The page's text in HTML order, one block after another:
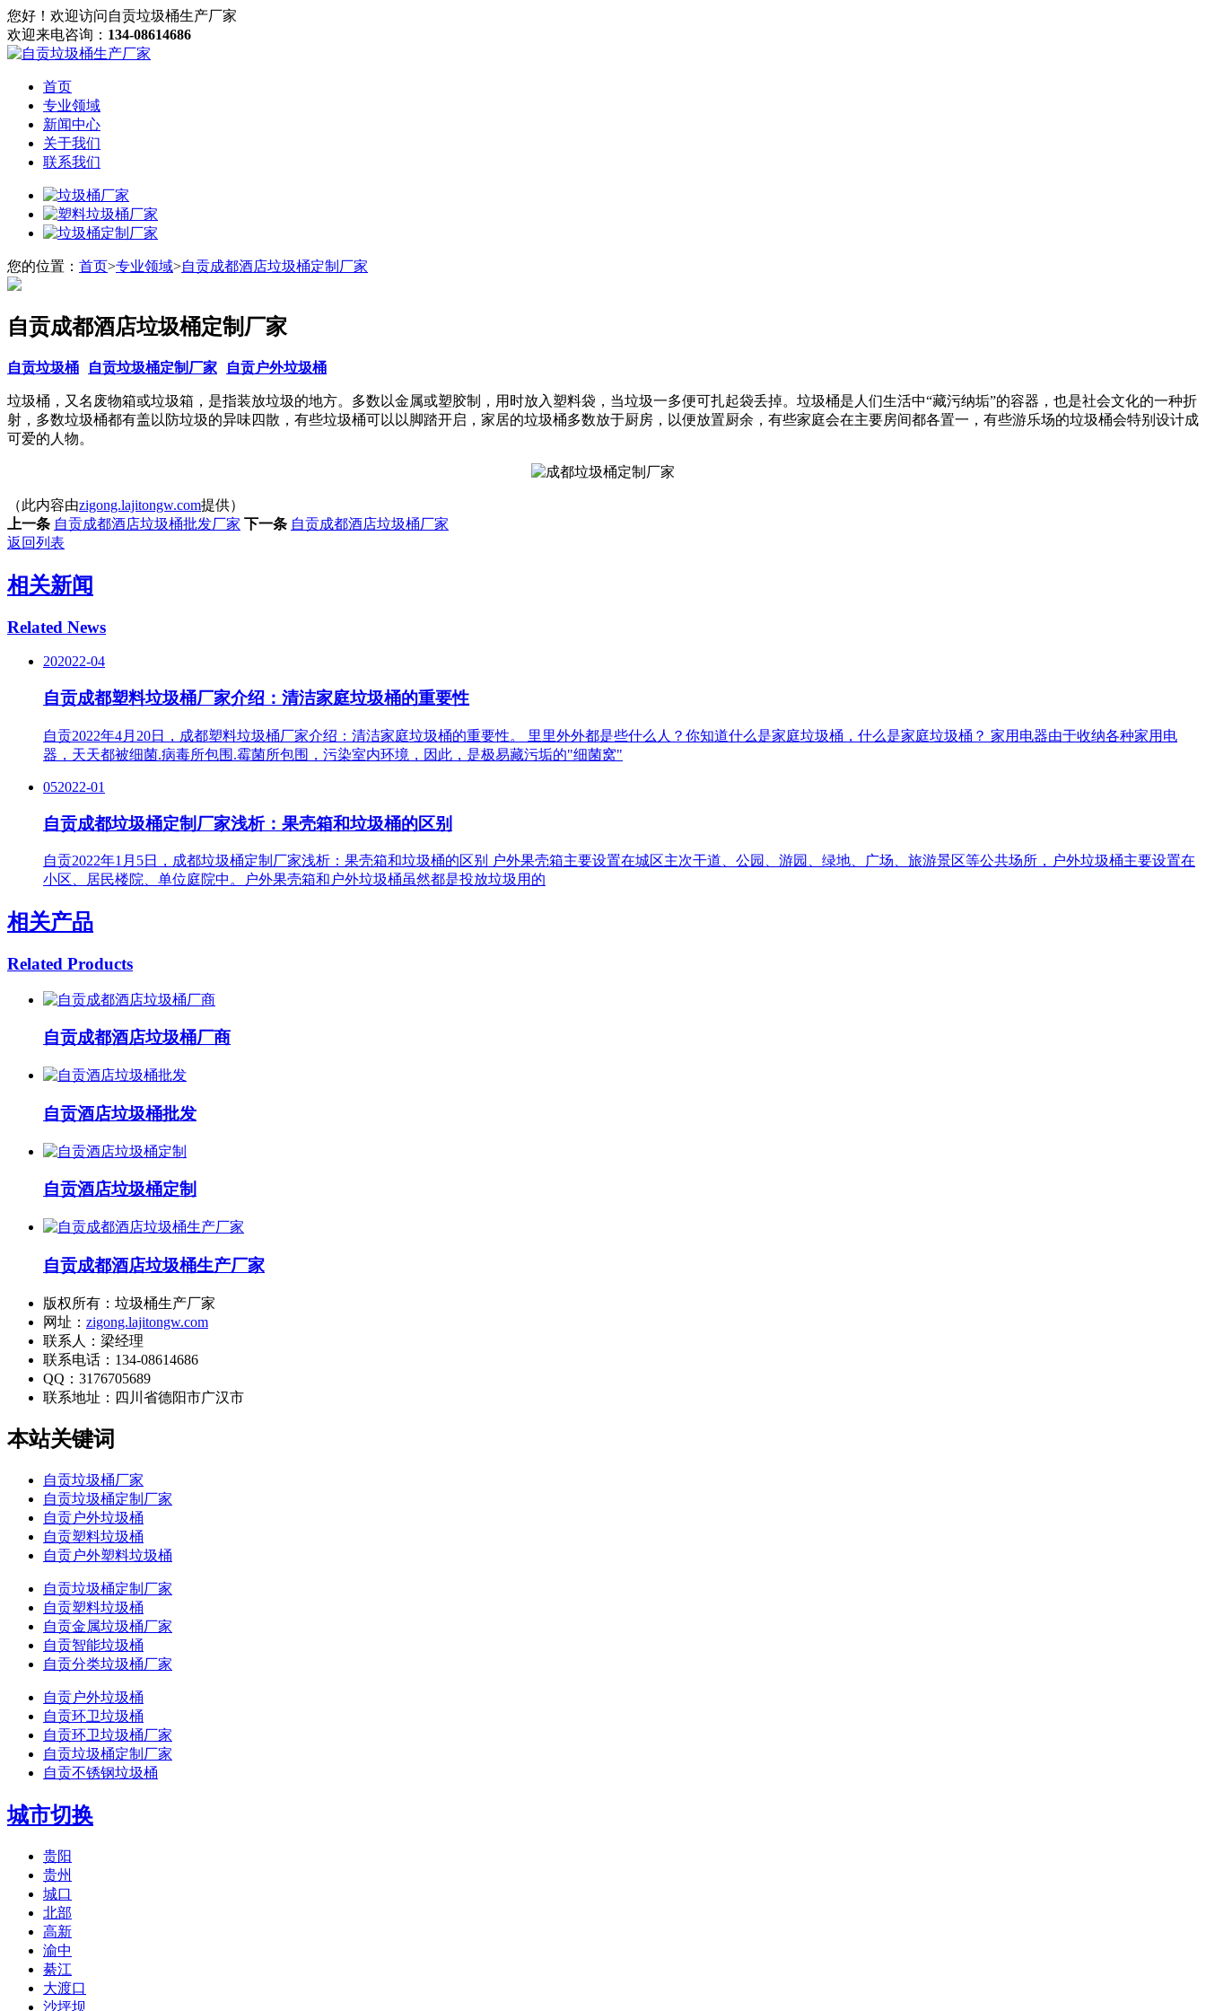
您好！欢迎访问自贡垃圾桶生产厂家
欢迎来电咨询： 134-08614686
首页
专业领域
新闻中心
关于我们
联系我们
您的位置： 首页>专业领域>自贡成都酒店垃圾桶定制厂家
自贡成都酒店垃圾桶定制厂家
自贡垃圾桶 自贡垃圾桶定制厂家 自贡户外垃圾桶
垃圾桶，又名废物箱或垃圾箱，是指装放垃圾的地方。多数以金属或塑胶制，用时放入塑料袋，当垃圾一多便可扎起袋丢掉。垃圾桶是人们生活中“藏污纳垢”的容器，也是社会文化的一种折
射，多数垃圾桶都有盖以防垃圾的异味四散，有些垃圾桶可以以脚踏开启，家居的垃圾桶多数放于厨房，以便放置厨余，有些家庭会在主要房间都各置一，有些游乐场的垃圾桶会特别设计成
可爱的人物。
（此内容由zigong.lajitongw.com提供）
上一条 自贡成都酒店垃圾桶批发厂家 下一条 自贡成都酒店垃圾桶厂家
返回列表
相关新闻
Related News
202022-04
自贡成都塑料垃圾桶厂家介绍：清洁家庭垃圾桶的重要性
自贡2022年4月20日，成都塑料垃圾桶厂家介绍：清洁家庭垃圾桶的重要性。 里里外外都是些什么人？你知道什么是家庭垃圾桶，什么是家庭垃圾桶？ 家用电器由于收纳各种家用电
器，天天都被细菌.病毒所包围.霉菌所包围，污染室内环境，因此，是极易藏污垢的"细菌窝"
052022-01
自贡成都垃圾桶定制厂家浅析：果壳箱和垃圾桶的区别
自贡2022年1月5日，成都垃圾桶定制厂家浅析：果壳箱和垃圾桶的区别 户外果壳箱主要设置在城区主次干道、公园、游园、绿地、广场、旅游景区等公共场所，户外垃圾桶主要设置在
小区、居民楼院、单位庭院中。户外果壳箱和户外垃圾桶虽然都是投放垃圾用的
相关产品
Related Products
自贡成都酒店垃圾桶厂商
自贡酒店垃圾桶批发
自贡酒店垃圾桶定制
自贡成都酒店垃圾桶生产厂家
版权所有：垃圾桶生产厂家
网址： zigong.lajitongw.com
联系人：梁经理
联系电话：134-08614686
QQ：3176705689
联系地址： 四川省德阳市广汉市
本站关键词
自贡垃圾桶厂家
自贡垃圾桶定制厂家
自贡户外垃圾桶
自贡塑料垃圾桶
自贡户外塑料垃圾桶
自贡垃圾桶定制厂家
自贡塑料垃圾桶
自贡金属垃圾桶厂家
自贡智能垃圾桶
自贡分类垃圾桶厂家
自贡户外垃圾桶
自贡环卫垃圾桶
自贡环卫垃圾桶厂家
自贡垃圾桶定制厂家
自贡不锈钢垃圾桶
城市切换
贵阳
贵州
城口
北部
高新
渝中
綦江
大渡口
沙坪坝